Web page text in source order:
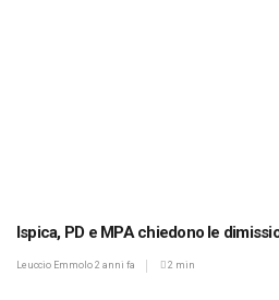
Ispica, PD e MPA chiedono le
Leuccio Emmolo 2 anni fa 2 min